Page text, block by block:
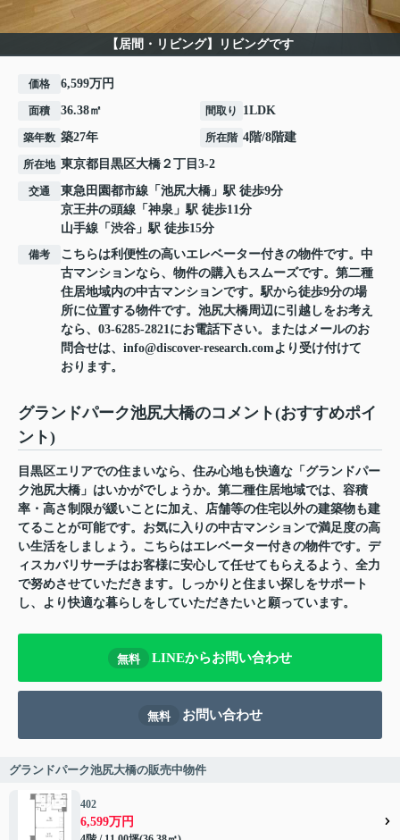
【居間・リビング】リビングです
価格 6,599万円
面積 36.38㎡ 間取り 1LDK
築年数 築27年 所在階 4階/8階建
所在地 東京都 目黒区大橋 ２丁目3-2
交通 東急田園都市線 「 池尻大橋 」駅 徒歩9分
京王井の頭線 「 神泉 」駅 徒歩11分
山手線 「 渋谷 」駅 徒歩15分
備考
こちらは利便性の高いエレベーター付きの物件です。中
古マンションなら、物件の購入もスムーズです。第二種
住居地域内の中古マンションです。駅から徒歩9分の場
所に位置する物件です。池尻大橋周辺に引越しをお考え
なら、03-6285-2821にお電話下さい。またはメールのお
問合せは、info@discover-research.comより受け付けて
おります。
グランドパーク池尻大橋のコメント(おすすめポイ
ント)
目黒区エリアでの住まいなら、住み心地も快適な「グランドパー
ク池尻大橋」はいかがでしょうか。第二種住居地域では、容積
率・高さ制限が緩いことに加え、店舗等の住宅以外の建築物も建
てることが可能です。お気に入りの中古マンションで満足度の高
い生活をしましょう。こちらはエレベーター付きの物件です。デ
ィスカバリサーチはお客様に安心して任せてもらえるよう、全力
で努めさせていただきます。しっかりと住まい探しをサポート
し、より快適な暮らしをしていただきたいと願っています。
無料 LINEからお問い合わせ
無料 お問い合わせ
グランドパーク池尻大橋の販売中物件
402
6,599万円